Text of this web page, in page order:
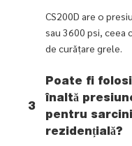
CS200D are o
sau 3600 psi, ceea
de curățare grele.
3
Poate fi
înaltă
pentru
rezidențială?